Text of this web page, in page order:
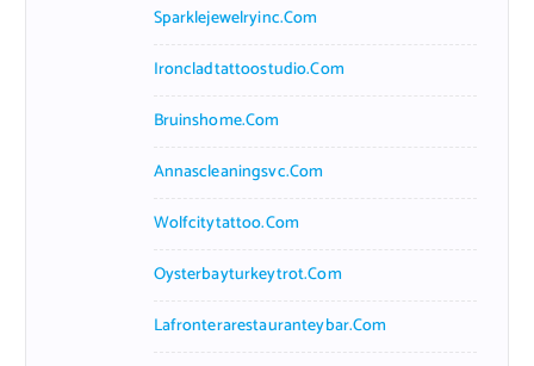
Sparklejewelryinc.com
Ironcladtattoostudio.com
Bruinshome.com
Annascleaningsvc.com
Wolfcitytattoo.com
Oysterbayturkeytrot.com
Lafronterarestauranteybar.com